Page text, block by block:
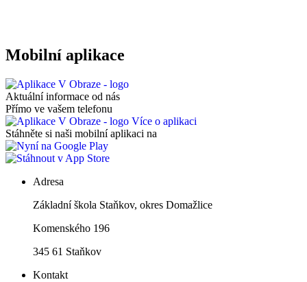
Mobilní aplikace
Aktuální informace od nás
Přímo ve vašem telefonu
Více o aplikaci
Stáhněte si naši mobilní aplikaci na
Adresa
Základní škola Staňkov, okres Domažlice
Komenského 196
345 61 Staňkov
Kontakt